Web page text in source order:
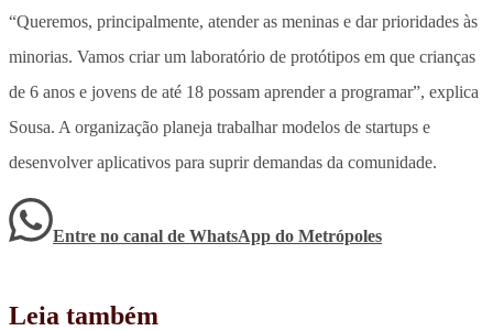
“Queremos, principalmente, atender as meninas e dar prioridades às
minorias. Vamos criar um laboratório de protótipos em que crianças
de 6 anos e jovens de até 18 possam aprender a programar”, explica
Sousa. A organização planeja trabalhar modelos de startups e
desenvolver aplicativos para suprir demandas da comunidade.
Entre no canal de WhatsApp do Metrópoles
Leia também